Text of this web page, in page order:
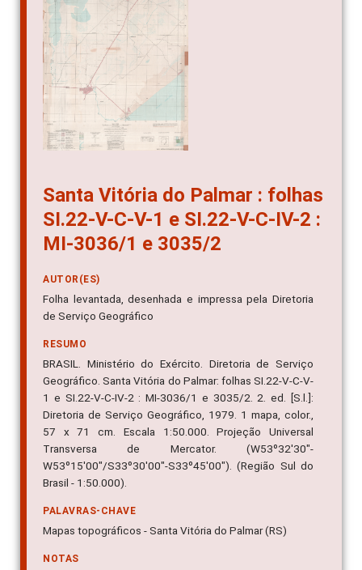
Santa Vitória do Palmar : folhas
SI.22-V-C-V-1 e SI.22-V-C-IV-2 :
MI-3036/1 e 3035/2
AUTOR(ES)
Folha levantada, desenhada e impressa pela Diretoria
de Serviço Geográfico
RESUMO
BRASIL. Ministério do Exército. Diretoria de Serviço
Geográfico. Santa Vitória do Palmar: folhas SI.22-V-C-V-
1 e SI.22-V-C-IV-2 : MI-3036/1 e 3035/2. 2. ed. [S.l.]:
Diretoria de Serviço Geográfico, 1979. 1 mapa, color.,
57 x 71 cm. Escala 1:50.000. Projeção Universal
Transversa de Mercator. (W53º32'30"-
W53º15'00"/S33º30'00"-S33º45'00"). (Região Sul do
Brasil - 1:50.000).
PALAVRAS-CHAVE
Mapas topográficos - Santa Vitória do Palmar (RS)
NOTAS